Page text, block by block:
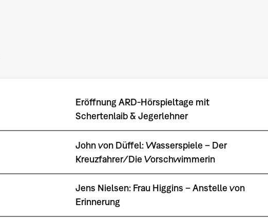
Eröffnung ARD-Hörspieltage mit
Schertenlaib & Jegerlehner
John von Düffel: Wasserspiele – Der
Kreuzfahrer/Die Vorschwimmerin
Jens Nielsen: Frau Higgins – Anstelle von
Erinnerung